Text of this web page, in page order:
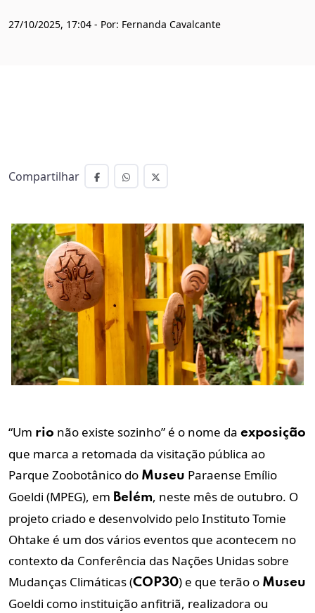
27/10/2025, 17:04 - Por: Fernanda Cavalcante
Compartilhar
“Um rio não existe sozinho” é o nome da exposição
que marca a retomada da visitação pública ao
Parque Zoobotânico do Museu Paraense Emílio
Goeldi (MPEG), em Belém, neste mês de outubro. O
projeto criado e desenvolvido pelo Instituto Tomie
Ohtake é um dos vários eventos que acontecem no
contexto da Conferência das Nações Unidas sobre
Mudanças Climáticas (COP30) e que terão o Museu
Goeldi como instituição anfitriã, realizadora ou